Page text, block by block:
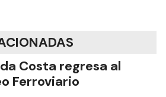
Costa regresa al
Ferroviario